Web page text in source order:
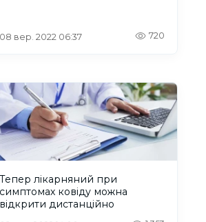
08 вер. 2022 06:37 720
Тепер лікарняний при
симптомах ковіду можна
відкрити дистанційно